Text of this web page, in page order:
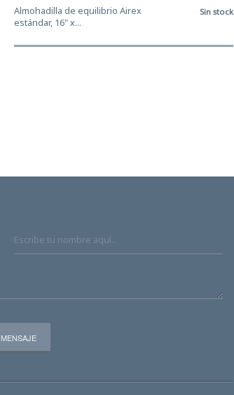
Almohadilla de equilibrio Airex
estándar, 16" x...
Sin stock